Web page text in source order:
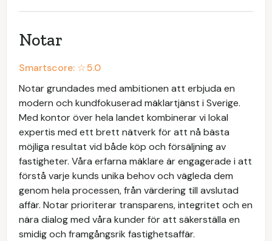
Notar
Smartscore: ☆5.0
Notar grundades med ambitionen att erbjuda en
modern och kundfokuserad mäklartjänst i Sverige.
Med kontor över hela landet kombinerar vi lokal
expertis med ett brett nätverk för att nå bästa
möjliga resultat vid både köp och försäljning av
fastigheter. Våra erfarna mäklare är engagerade i att
förstå varje kunds unika behov och vägleda dem
genom hela processen, från värdering till avslutad
affär. Notar prioriterar transparens, integritet och en
nära dialog med våra kunder för att säkerställa en
smidig och framgångsrik fastighetsaffär.